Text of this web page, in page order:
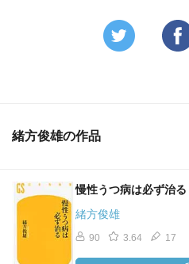
緒方俊雄の作品
慢性うつ病は必ず治
緒方俊雄
90 3.64 17